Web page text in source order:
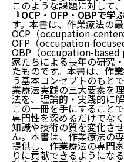
このような課題に対して
『OCP・OFP・OBPで学
す。本書は、作業療法の
OCP（occupation-
OFP（occupation-
OBP（occupation-based
家たちによる長年の研究
たものです。本書は、作
う基本コンセプトのもと
業療法実践の三大要素を
法を、理論的・実践的に
この一冊を手にすること
専門性を深めるだけでな
知識や技術の質を変化さ
ん。本書は、作業療法の
提供し、作業療法の専門
りに貢献できるようにな